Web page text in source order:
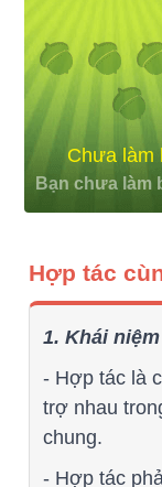
Chưa làm
Bạn chưa làm
Hợp tác
1. Khái
- Hợp tác là
trợ nhau
chung.
- Hợp tác